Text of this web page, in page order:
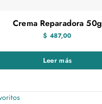
Crema Reparadora 50g
$ 487,00
Leer más